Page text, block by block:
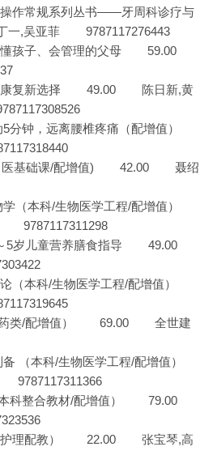
作常规系列丛书——牙周科诊疗与
吴亚菲 9787117276443
懂孩子、会管理的父母 59.00
康复新选择 49.00 陈日新,黄
分钟，远离腰椎疼痛（配增值）
中医基础课/配增值) 42.00 聂绍
学（本科/生物医学工程/配增值）
5岁儿童营养膳食指导 49.00
论（本科/生物医学工程/配增值）
药类/配增值） 69.00 全世建
备 （本科/生物医学工程/配增值）
/本科整合教材/配增值） 79.00
职护理配教） 22.00 张宝琴,高